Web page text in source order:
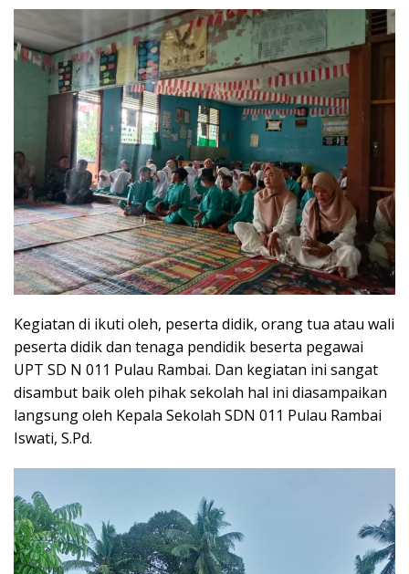
Kegiatan di ikuti oleh, peserta didik, orang tua atau wali
peserta didik dan tenaga pendidik beserta pegawai
UPT SD N 011 Pulau Rambai. Dan kegiatan ini sangat
disambut baik oleh pihak sekolah hal ini diasampaikan
langsung oleh Kepala Sekolah SDN 011 Pulau Rambai
Iswati, S.Pd.